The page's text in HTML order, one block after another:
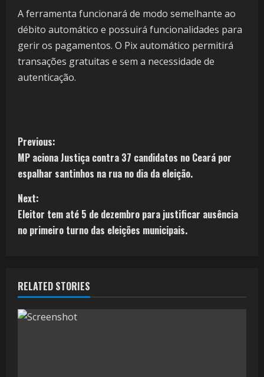
A ferramenta funcionará de modo semelhante ao
débito automático e possuirá funcionalidades para
gerir os pagamentos. O Pix automático permitirá
transações gratuitas e sem a necessidade de
autenticação.
Previous:
MP aciona Justiça contra 37 candidatos no Ceará por
espalhar santinhos na rua no dia da eleição.
Next:
Eleitor tem até 5 de dezembro para justificar ausência
no primeiro turno das eleições municipais.
RELATED STORIES